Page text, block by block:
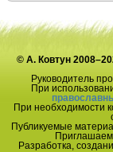
© А. Ковтун
Руководитель
При
При необходимости
Публикуемые
Приглашаем
Разработка,